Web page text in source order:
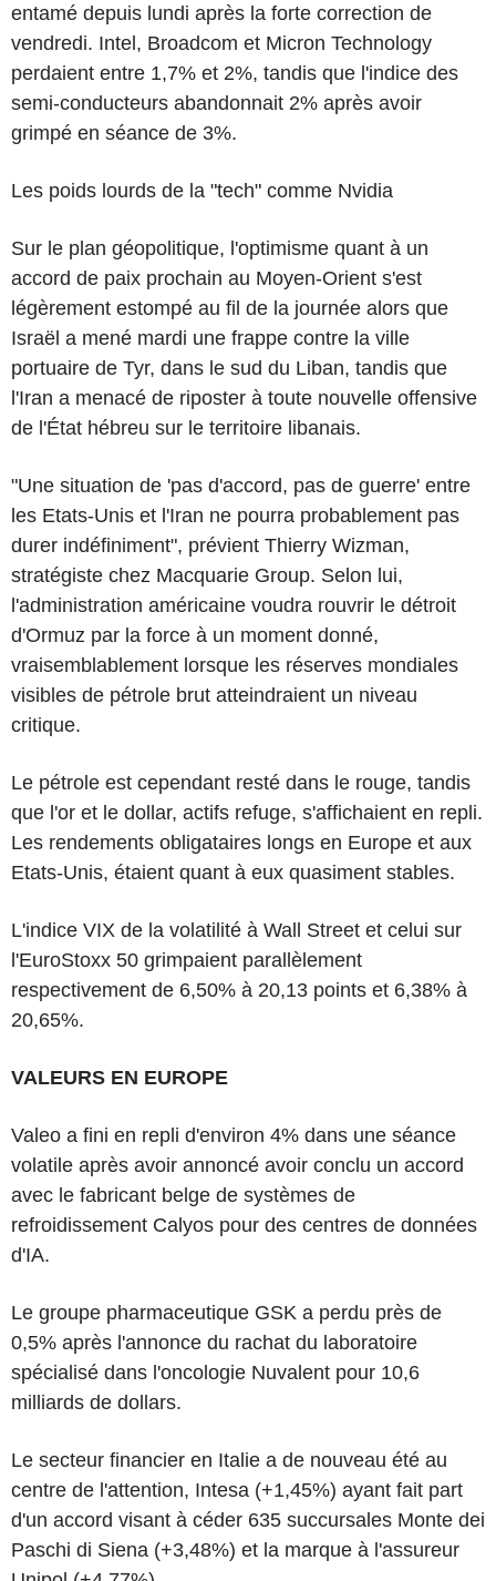
entamé depuis lundi après la forte correction de
vendredi. Intel, Broadcom et Micron Technology
perdaient entre 1,7% et 2%, tandis que l'indice des
semi-conducteurs abandonnait 2% après avoir
grimpé en séance de 3%.
Les poids lourds de la "tech" comme Nvidia
Sur le plan géopolitique, l'optimisme quant à un
accord de paix prochain au Moyen-Orient s'est
légèrement estompé au fil de la journée alors que
Israël a mené mardi une frappe contre la ville
portuaire de Tyr, dans le sud du Liban, tandis que
l'Iran a menacé de riposter à toute nouvelle offensive
de l'État hébreu sur le territoire libanais.
"Une situation de 'pas d'accord, pas de guerre' entre
les Etats-Unis et l'Iran ne pourra probablement pas
durer indéfiniment", prévient Thierry Wizman,
stratégiste chez Macquarie Group. Selon lui,
l'administration américaine voudra rouvrir le détroit
d'Ormuz par la force à un moment donné,
vraisemblablement lorsque les réserves mondiales
visibles de pétrole brut atteindraient un niveau
critique.
Le pétrole est cependant resté dans le rouge, tandis
que l'or et le dollar, actifs refuge, s'affichaient en repli.
Les rendements obligataires longs en Europe et aux
Etats-Unis, étaient quant à eux quasiment stables.
L'indice VIX de la volatilité à Wall Street et celui sur
l'EuroStoxx 50 grimpaient parallèlement
respectivement de 6,50% à 20,13 points et 6,38% à
20,65%.
VALEURS EN EUROPE
Valeo a fini en repli d'environ 4% dans une séance
volatile après avoir annoncé avoir conclu un accord
avec le fabricant belge de systèmes de
refroidissement Calyos pour des centres de données
d'IA.
Le groupe pharmaceutique GSK a perdu près de
0,5% après l'annonce du rachat du laboratoire
spécialisé dans l'oncologie Nuvalent pour 10,6
milliards de dollars.
Le secteur financier en Italie a de nouveau été au
centre de l'attention, Intesa (+1,45%) ayant fait part
d'un accord visant à céder 635 succursales Monte dei
Paschi di Siena (+3,48%) et la marque à l'assureur